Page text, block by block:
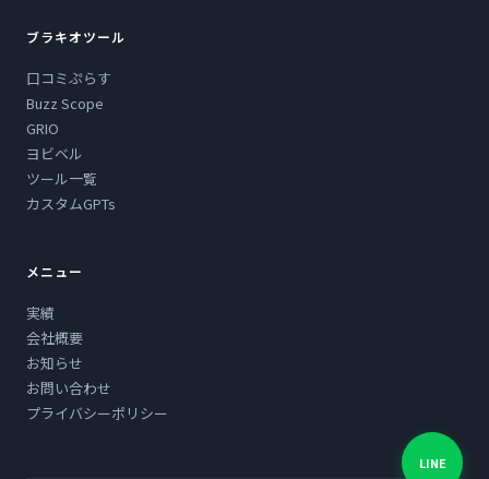
ブラキオツール
口コミぷらす
Buzz Scope
GRIO
ヨビベル
ツール一覧
カスタムGPTs
メニュー
実績
会社概要
お知らせ
お問い合わせ
プライバシーポリシー
LINE